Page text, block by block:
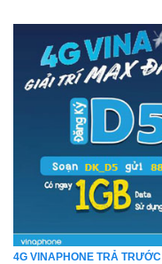
4G VINAPHONE TRẢ TRƯỚC